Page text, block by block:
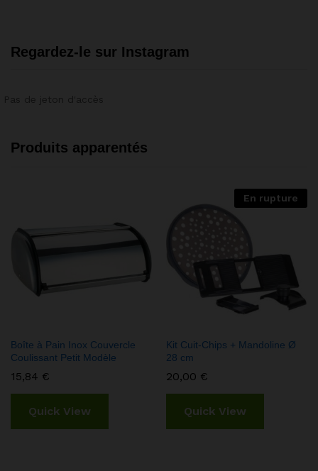
Regardez-le sur Instagram
Produits apparentés
Boîte à Pain Inox Couvercle
Coulissant Petit Modèle
15,84 €
Quick View
En rupture
Kit Cuit-Chips + Mandoline Ø
28 cm
20,00 €
Quick View